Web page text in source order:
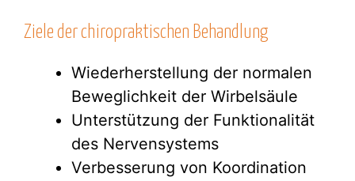
Ziele der chiropraktischen Behandlung
Wiederherstellung der normalen
Beweglichkeit der Wirbelsäule
Unterstützung der Funktionalität
des Nervensystems
Verbesserung von Koordination